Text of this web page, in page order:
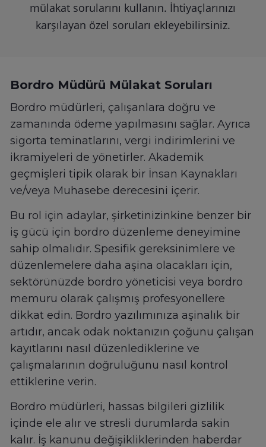
mülakat sorularını kullanın. İhtiyaçlarınızı
karşılayan özel soruları ekleyebilirsiniz.
Bordro Müdürü Mülakat Soruları
Bordro müdürleri, çalışanlara doğru ve
zamanında ödeme yapılmasını sağlar. Ayrıca
sigorta teminatlarını, vergi indirimlerini ve
ikramiyeleri de yönetirler. Akademik
geçmişleri tipik olarak bir İnsan Kaynakları
ve/veya Muhasebe derecesini içerir.
Bu rol için adaylar, şirketinizinkine benzer bir
iş gücü için bordro düzenleme deneyimine
sahip olmalıdır. Spesifik gereksinimlere ve
düzenlemelere daha aşina olacakları için,
sektörünüzde bordro yöneticisi veya bordro
memuru olarak çalışmış profesyonellere
dikkat edin. Bordro yazılımınıza aşinalık bir
artıdır, ancak odak noktanızın çoğunu çalışan
kayıtlarını nasıl düzenlediklerine ve
çalışmalarının doğruluğunu nasıl kontrol
ettiklerine verin.
Bordro müdürleri, hassas bilgileri gizlilik
içinde ele alır ve stresli durumlarda sakin
kalır. İş kanunu değişikliklerinden haberdar